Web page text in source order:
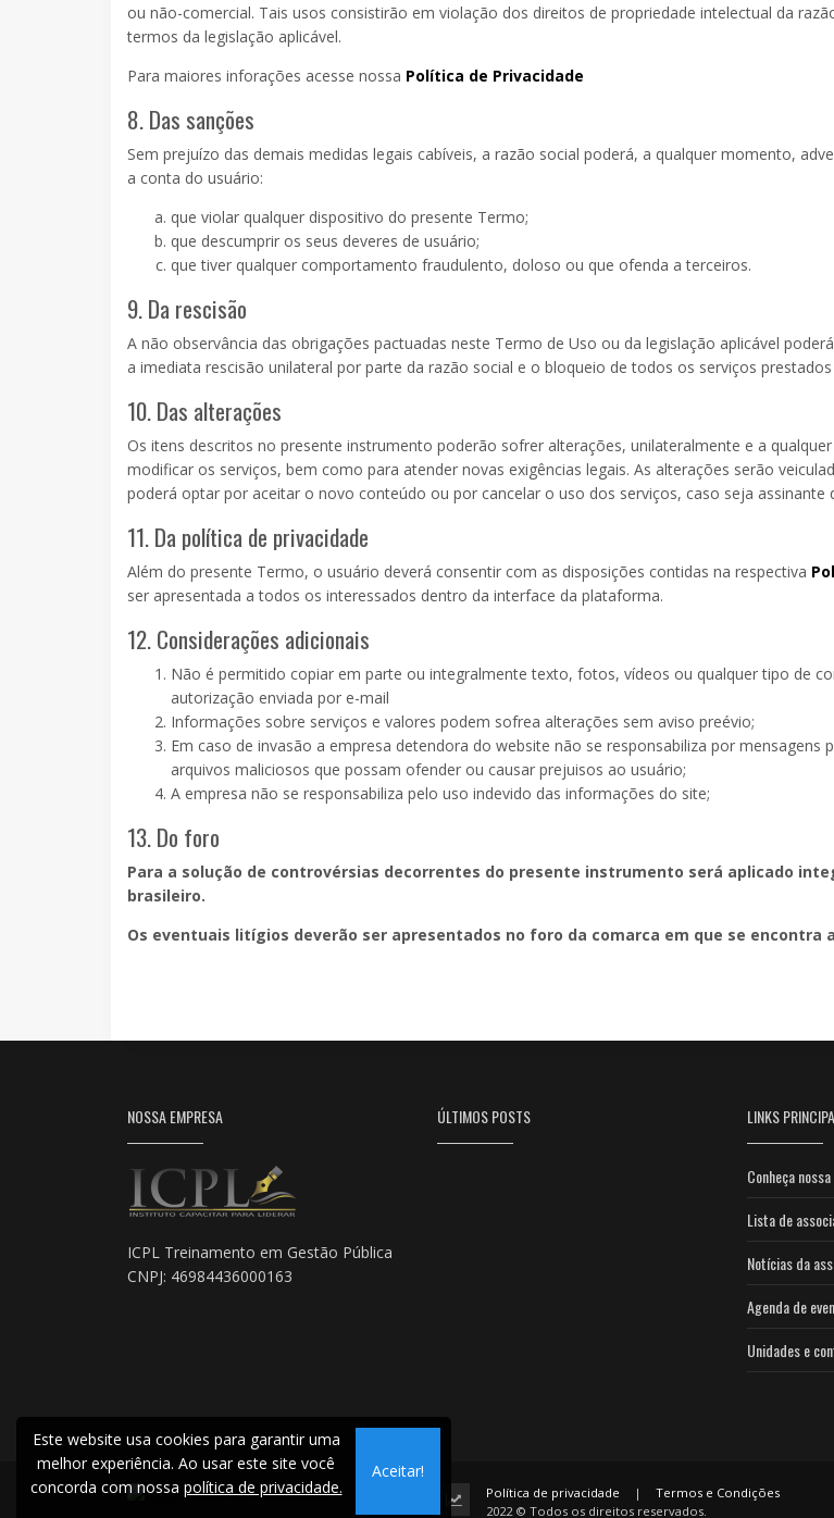
ou não-comercial. Tais usos consistirão em violação dos direitos de propriedade intelectual da
termos da legislação aplicável.
Para maiores inforações acesse nossa Política de Privacidade
8. Das sanções
Sem prejuízo das demais medidas legais cabíveis, a razão social poderá, a qualquer momento,
a conta do usuário:
que violar qualquer dispositivo do presente Termo;
que descumprir os seus deveres de usuário;
que tiver qualquer comportamento fraudulento, doloso ou que ofenda a terceiros.
9. Da rescisão
A não observância das obrigações pactuadas neste Termo de Uso ou da legislação aplicável
a imediata rescisão unilateral por parte da razão social e o bloqueio de todos os serviços
10. Das alterações
Os itens descritos no presente instrumento poderão sofrer alterações, unilateralmente e a
modificar os serviços, bem como para atender novas exigências legais. As alterações serão
poderá optar por aceitar o novo conteúdo ou por cancelar o uso dos serviços, caso seja assinante
11. Da política de privacidade
Além do presente Termo, o usuário deverá consentir com as disposições contidas na respectiva
ser apresentada a todos os interessados dentro da interface da plataforma.
12. Considerações adicionais
Não é permitido copiar em parte ou integralmente texto, fotos, vídeos ou qualquer tipo de
autorização enviada por e-mail
Informações sobre serviços e valores podem sofrea alterações sem aviso preévio;
Em caso de invasão a empresa detendora do website não se responsabiliza por mensagens
arquivos maliciosos que possam ofender ou causar prejuisos ao usuário;
A empresa não se responsabiliza pelo uso indevido das informações do site;
13. Do foro
Para a solução de controvérsias decorrentes do presente instrumento será aplicado
brasileiro.
Os eventuais litígios deverão ser apresentados no foro da comarca em que se encontra
NOSSA EMPRESA
ICPL Treinamento em Gestão Pública
CNPJ: 46984436000163
ÚLTIMOS POSTS LINKS
Conheça
Lista de
Notícias da
Agenda de
Unidades e
Política de privacidade |
Termos e Condições
2022 © Todos os direitos reservados.
Este website usa cookies para garantir uma
melhor experiência. Ao usar este site você
concorda com nossa política de privacidade.
Aceitar!